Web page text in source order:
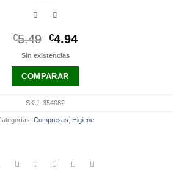
€5.49 El
precio
era:
€5.49.
€4.94El
€4.94.
Sin existencias
COMPARAR
SKU: 354082
Compresas Higiene